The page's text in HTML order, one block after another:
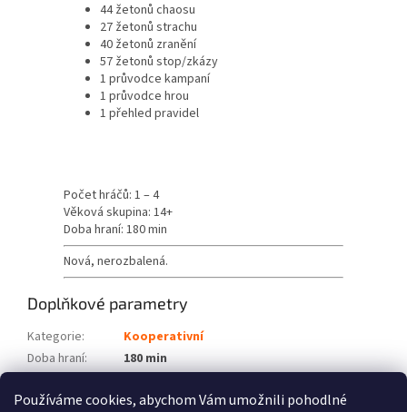
Používáme cookies, abychom Vám umožnili pohodlné
44 žetonů chaosu
27 žetonů strachu
40 žetonů zranění
57 žetonů stop/zkázy
1 průvodce kampaní
1 průvodce hrou
1 přehled pravidel
Počet hráčů: 1 – 4
Věková skupina: 14+
Doba hraní: 180 min
Nová, nerozbalená.
Doplňkové parametry
Kategorie:
Kooperativní
Doba hraní:
180 min
Věková skupina: 14+